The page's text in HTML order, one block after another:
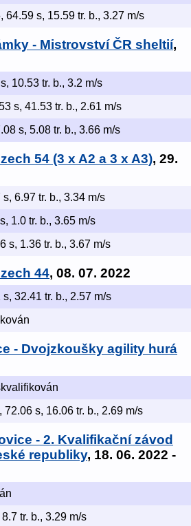
64.59 s, 15.59 tr. b., 3.27 m/s
- Mistrovství ČR sheltií,
10.53 tr. b., 3.2 m/s
s, 41.53 tr. b., 2.61 m/s
s, 5.08 tr. b., 3.66 m/s
54 (3 x A2 a 3 x A3), 29.
s, 6.97 tr. b., 3.34 m/s
1.0 tr. b., 3.65 m/s
s, 1.36 tr. b., 3.67 m/s
44, 08. 07. 2022
s, 32.41 tr. b., 2.57 m/s
- Dvojzkoušky agility hurá
72.06 s, 16.06 tr. b., 2.69 m/s
- 2. Kvalifikační závod
republiky, 18. 06. 2022 -
tr. b., 3.29 m/s